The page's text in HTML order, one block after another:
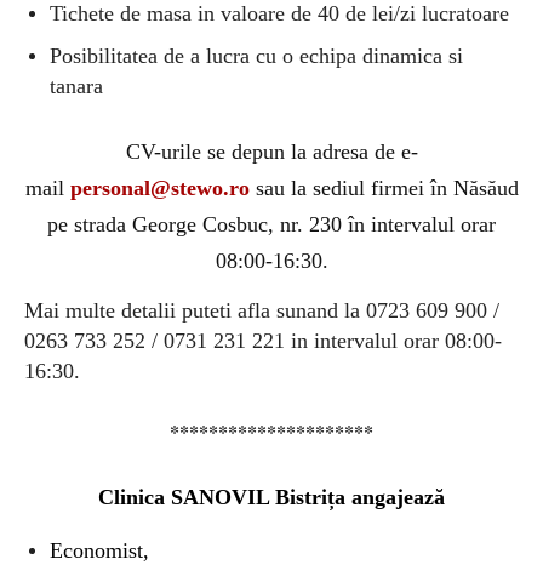
Tichete de masa in valoare de 40 de lei/zi lucratoare
Posibilitatea de a lucra cu o echipa dinamica si
tanara
CV-urile se depun la adresa de e-
mail personal@stewo.ro sau la sediul firmeiîn Năsăud
pe strada George Cosbuc, nr. 230în intervalul orar
08:00-16:30.
Mai multe detalii puteti afla sunand la 0723 609 900 /
0263 733 252 / 0731 231 221 in intervalul orar 08:00-
16:30.
*********************
Clinica SANOVIL Bistrița angajează
Economist,